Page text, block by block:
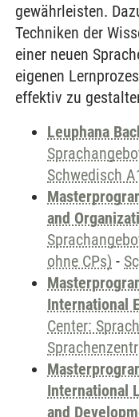
gewährleisten.
Techniken der
einer neuen
eigenen
effektiv zu
Leuphana
Schwedisch
and
ohne CPs) -
International
Center:
International
and